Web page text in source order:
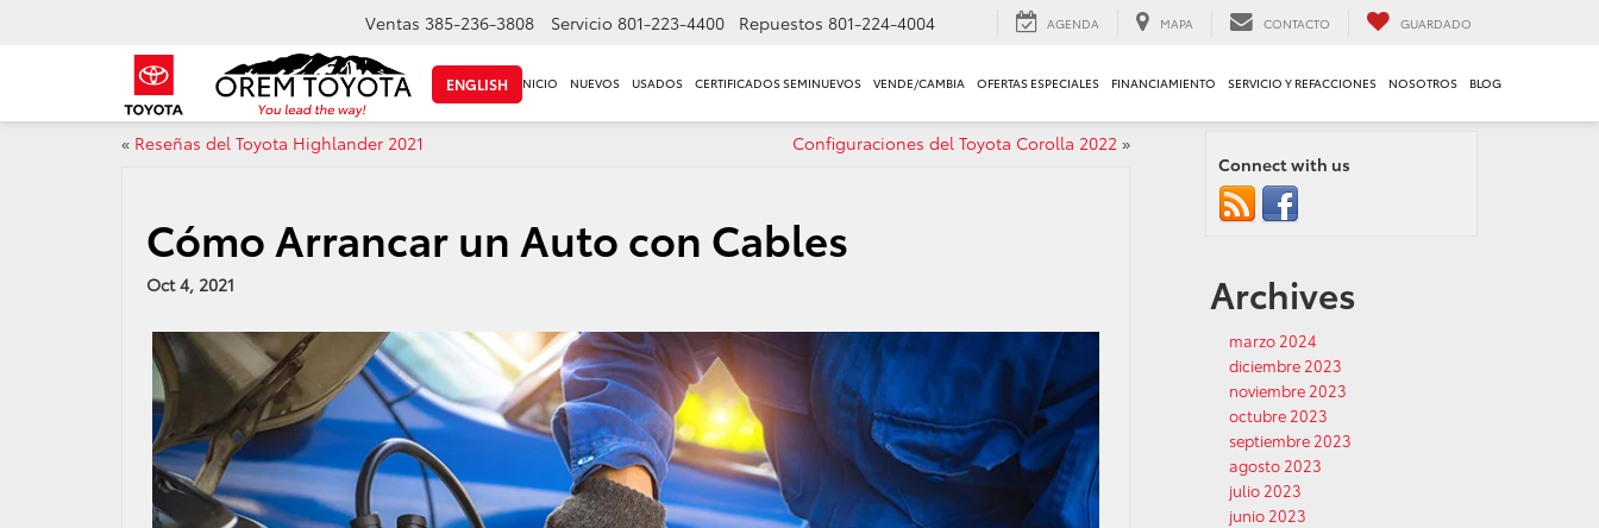
ENGLISH
Ventas 385-236-3808 Servicio 801-223-4400 Repuestos 801-224-4004 AGENDA MAPA CONTACTO GUARDADO
INICIO NUEVOS USADOS CERTIFICADOS SEMINUEVOS VENDE/CAMBIA OFERTAS ESPECIALES FINANCIAMIENTO SERVICIO Y REFACCIONES NOSOTROS BLOG
« Reseñas del Toyota Highlander 2021 Configuraciones del Toyota Corolla 2022»
Cómo Arrancar un Auto con Cables
Oct 4, 2021
Connect with us
Archives
marzo 2024
diciembre 2023
noviembre 2023
octubre 2023
septiembre 2023
agosto 2023
julio 2023
junio 2023